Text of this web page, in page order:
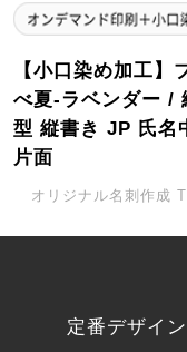
【小口染め加工】
べ夏-ラベンダー /
型 縦書き JP 氏名
片面
オリジナル名刺作成
定番デザイ